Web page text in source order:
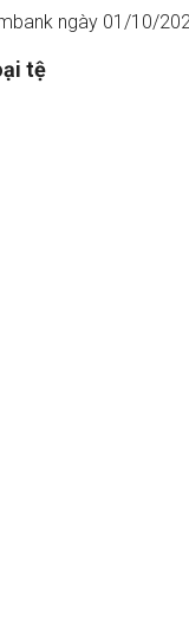
ngày 01/10/
tệ